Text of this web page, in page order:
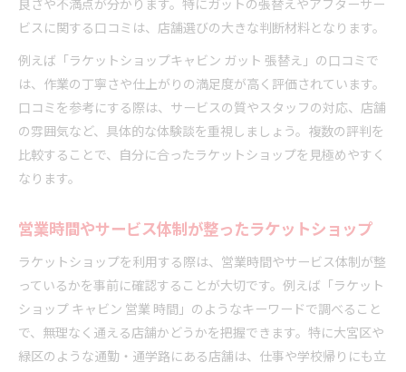
良さや不満点が分かります。特にガットの張替えやアフターサー
ビスに関する口コミは、店舗選びの大きな判断材料となります。
例えば「ラケットショップキャビン ガット 張替え」の口コミで
は、作業の丁寧さや仕上がりの満足度が高く評価されています。
口コミを参考にする際は、サービスの質やスタッフの対応、店舗
の雰囲気など、具体的な体験談を重視しましょう。複数の評判を
比較することで、自分に合ったラケットショップを見極めやすく
なります。
営業時間やサービス体制が整ったラケットショップ
ラケットショップを利用する際は、営業時間やサービス体制が整
っているかを事前に確認することが大切です。例えば「ラケット
ショップ キャビン 営業 時間」のようなキーワードで調べること
で、無理なく通える店舗かどうかを把握できます。特に大宮区や
緑区のような通勤・通学路にある店舗は、仕事や学校帰りにも立